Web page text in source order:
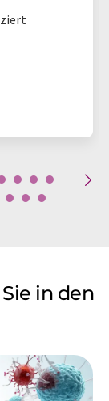
in den